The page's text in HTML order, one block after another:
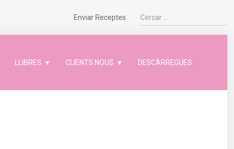
Enviar Receptes
LLIBRES CLIENTS NOUS DESCÀRREGUES